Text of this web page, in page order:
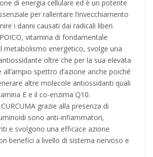
di energia cellulare ed è un potente
per rallentare l’invecchiamento
i danni causati dai radicali liberi.
vitamina di fondamentale
metabolismo energetico, svolge una
oltre che per la sua elevata
spettro d’azione anche poiché
altre molecole antiossidanti quali
E e il co-enzima Q10.
grazie alla presenza di
sono anti-infiammatori,
e svolgono una efficace azione
benefici a livello di sistema nervoso e